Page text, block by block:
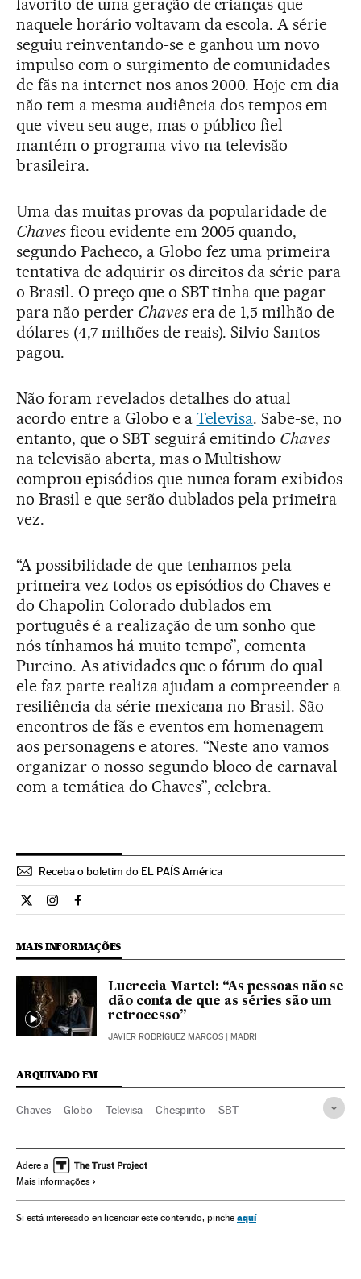
favorito de uma geração de crianças que
naquele horário voltavam da escola. A série
seguiu reinventando-se e ganhou um novo
impulso com o surgimento de comunidades
de fãs na internet nos anos 2000. Hoje em dia
não tem a mesma audiência dos tempos em
que viveu seu auge, mas o público fiel
mantém o programa vivo na televisão
brasileira.
Uma das muitas provas da popularidade de
Chavesficou evidente em 2005 quando,
segundo Pacheco, a Globo fez uma primeira
tentativa de adquirir os direitos da série para
o Brasil. O preço que o SBT tinha que pagar
para não perder Chavesera de 1,5 milhão de
dólares (4,7 milhões de reais). Silvio Santos
pagou.
Não foram revelados detalhes do atual
acordo entre a Globo e a Televisa. Sabe-se, no
entanto, que o SBT seguirá emitindo Chaves
na televisão aberta, mas o Multishow
comprou episódios que nunca foram exibidos
no Brasil e que serão dublados pela primeira
vez.
“A possibilidade de que tenhamos pela
primeira vez todos os episódios do Chaves e
do Chapolin Colorado dublados em
português é a realização de um sonho que
nós tínhamos há muito tempo”, comenta
Purcino. As atividades que o fórum do qual
ele faz parte realiza ajudam a compreender a
resiliência da série mexicana no Brasil. São
encontros de fãs e eventos em homenagem
aos personagens e atores. “Neste ano vamos
organizar o nosso segundo bloco de carnaval
com a temática do Chaves”, celebra.
Receba o boletim do EL PAÍS América
Cultura El País Brasil en Twitter
Cultura El País Brasil en Instagram
Cultura El País Brasil en Facebook
MAIS INFORMAÇÕES
Lucrecia Martel: “As pessoas não se
dão conta de que as séries são um
retrocesso”
JAVIER RODRÍGUEZ MARCOS | MADRI
ARQUIVADO EM
Chaves Globo Televisa Chespirito SBT
México Cadeias televisão
Programa tv
Programação América Empresas Televisão
Adere a
Mais informações
Si está interesado en licenciar este contenido, pinche aquí